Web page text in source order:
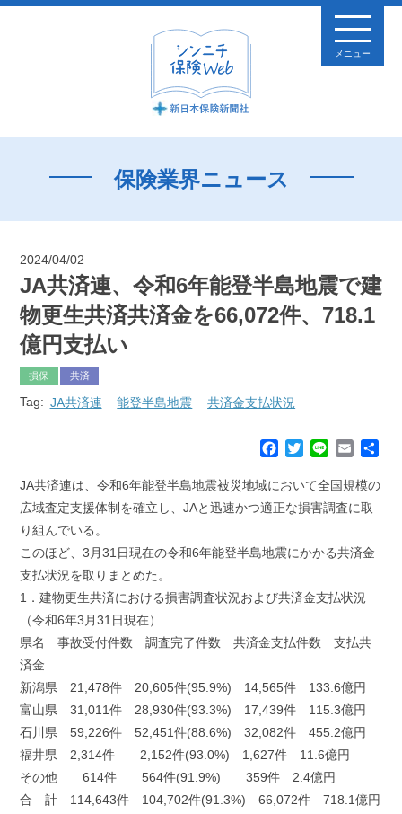
メニュー
保険業界ニュース
2024/04/02
JA共済連、令和6年能登半島地震で建
物更生共済共済金を66,072件、718.1
億円支払い
損保 共済
Tag: JA共済連 能登半島地震 共済金支払状況
c
e
o
T
i
t
r
n
e
E
a
i
JA共済連は、令和6年能登半島地震被災地域において全国規模の
広域査定支援体制を確立し、JAと迅速かつ適正な損害調査に取
り組んでいる。
このほど、3月31日現在の令和6年能登半島地震にかかる共済金
支払状況を取りまとめた。
1．建物更生共済における損害調査状況および共済金支払状況
（令和6年3月31日現在）
県名 事故受付件数 調査完了件数 共済金支払件数 支払共
済金
新潟県 21,478件 20,605件(95.9%) 14,565件 133.6億円
富山県 31,011件 28,930件(93.3%) 17,439件 115.3億円
石川県 59,226件 52,451件(88.6%) 32,082件 455.2億円
福井県 2,314件 2,152件(93.0%) 1,627件 11.6億円
その他 614件 564件(91.9%) 359件 2.4億円
合 計 114,643件 104,702件(91.3%) 66,072件 718.1億円